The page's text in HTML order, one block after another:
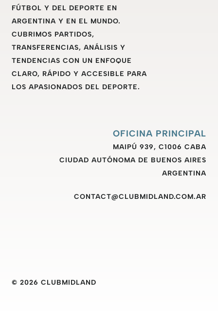
FÚTBOL Y DEL DEPORTE EN
ARGENTINA Y EN EL MUNDO.
CUBRIMOS PARTIDOS,
TRANSFERENCIAS, ANÁLISIS Y
TENDENCIAS CON UN ENFOQUE
CLARO, RÁPIDO Y ACCESIBLE PARA
LOS APASIONADOS DEL DEPORTE.
OFICINA PRINCIPAL
MAIPÚ 939, C1006 CABA
CIUDAD AUTÓNOMA DE BUENOS AIRES
ARGENTINA
CONTACT@CLUBMIDLAND.COM.AR
© 2026 CLUBMIDLAND